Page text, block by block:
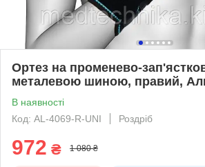
Ортез на променево-
металевою шиною, правий,
В наявності
Код: AL-4069-R-UNI
Роздріб
972 ₴ 1 080 ₴